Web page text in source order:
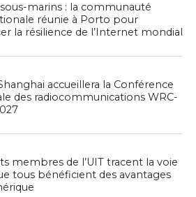
marins : la communauté
réunie à Porto pour
la résilience de l’Internet mondial
accueillera la Conférence
des radiocommunications WRC-
membres de l’UIT tracent la voie
tous bénéficient des avantages